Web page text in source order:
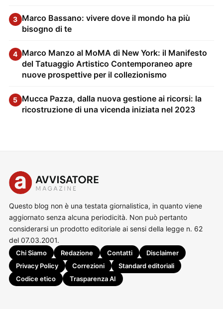
3 Marco Bassano: vivere dove il mondo ha più
bisogno di te
4 Marco Manzo al MoMA di New York: il Manifesto
del Tatuaggio Artistico Contemporaneo apre
nuove prospettive per il collezionismo
5 Mucca Pazza, dalla nuova gestione ai ricorsi: la
ricostruzione di una vicenda iniziata nel 2023
Questo blog non è una testata giornalistica, in quanto viene
aggiornato senza alcuna periodicità. Non può pertanto
considerarsi un prodotto editoriale ai sensi della legge n. 62
del 07.03.2001.
Chi Siamo Redazione Contatti
Disclaimer
Privacy Policy
Correzioni
Standard editoriali
Codice etico
Trasparenza AI